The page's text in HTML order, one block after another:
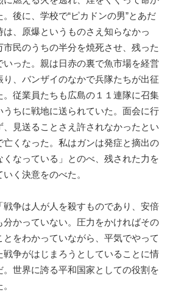
後に、学校で“ピカドンの男”とあだ
、原爆というものさえ知らなかっ
民のうちの半分を焼死させ、残った
いった。親は日赤の裏で魚市場を経営
り、バンザイのなかで兵隊たちが出征
。従業員たちも広島の１１連隊に召集
うちに戦地に送られていた。面会に行
、見送ることさえ許されなかったとい
亡くなった。私はガンは発症と摘出の
くなっている」とのべ、残された力を
く決意をのべた。
争は人が人を殺すものであり、安倍
かっていない。圧力をかければその
をわかっていながら、平気でやって
戦争がはじまろうとしていることに情
世界に誇る平和国家としての役割を